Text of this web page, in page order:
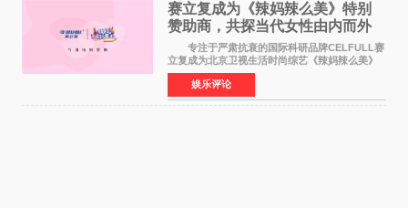
赛立复成为《辣妈辣么美》特别
赞助商，共探当代女性由内而外
活力美
专注于严肃抗衰的国际科研品牌CELFULL赛
立复成为北京卫视生活时尚综艺《辣妈辣么美》
的特别赞助商,明星辣妈袁咏仪倾情参与，向广大
都市女性传递健康生活新主张，寄语当代女性在
家庭与自我之间
娱乐评论